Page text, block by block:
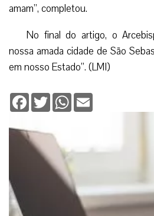
amam”, completou.
No final do artigo, o
nossa amada cidade de São
em nosso Estado”. (LMI)
Facebook
TwitterWhatsApp